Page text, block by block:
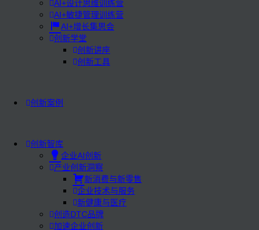
AI+设计思维训练营
AI+敏捷管理训练营
AI+增长集思会
创新学堂
创新讲座
创新工具
创新案例
创新智库
企业AI创新
产业创新洞察
新消费与新零售
企业技术与服务
新健康与医疗
创造DTC品牌
加速企业创新